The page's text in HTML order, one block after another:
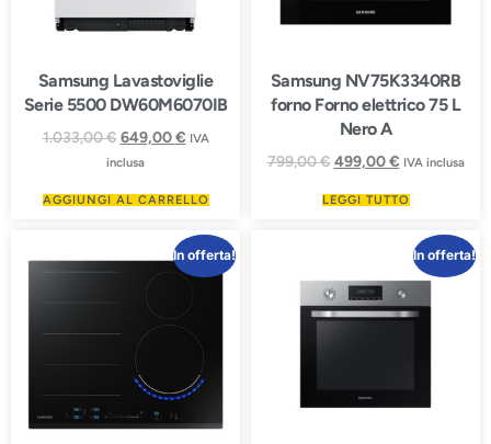
Samsung Lavastoviglie
Serie 5500 DW60M6070IB
1.033,00€ 649,00€ IVA
inclusa
AGGIUNGI AL CARRELLO
Samsung NV75K3340RB
forno Forno elettrico 75 L
Nero A
799,00€ 499,00€ IVA inclusa
LEGGI TUTTO
In offerta! In offerta!